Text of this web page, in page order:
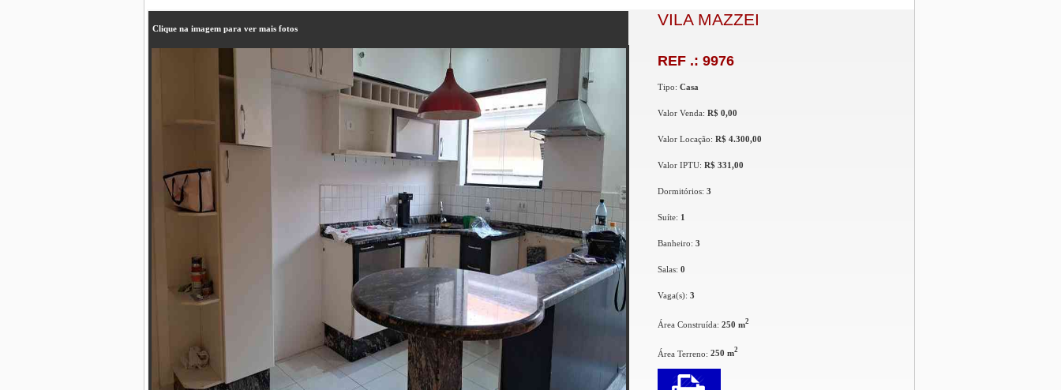
Clique na imagem para ver mais fotos VILA MAZZEI
REF .: 9976
Tipo: Casa
Valor Venda: R$ 0,00
Valor Locação: R$ 4.300,00
Valor IPTU: R$ 331,00
Dormitórios: 3
Suíte: 1
Banheiro: 3
Salas: 0
Vaga(s): 3
Área Construída: 250 m2
Área Terreno: 250 m2